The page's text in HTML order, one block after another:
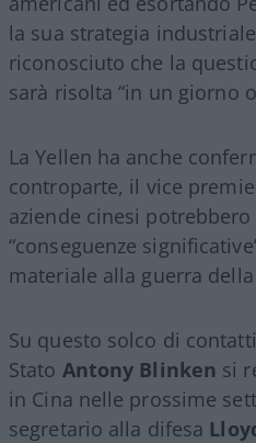
la sua strategia
riconosciuto che la
sarà risolta “in un giorno
La Yellen ha anche
controparte, il vice
aziende cinesi
“conseguenze
materiale alla guerra
Su questo solco di
Stato Antony Blinken si
in Cina nelle prossime
segretario alla difesa